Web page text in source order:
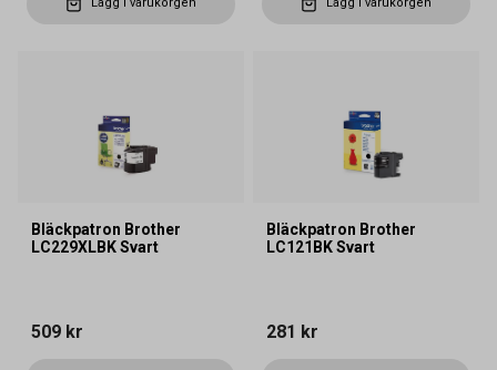
Lägg i varukorgen Lägg i varukorgen
Bläckpatron Brother
LC229XLBK Svart
509 kr
Bläckpatron Brother
LC121BK Svart
281 kr